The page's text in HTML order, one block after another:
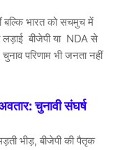
बल्कि भारत को सचमुच में
लड़ाई बीजेपी या NDA से
परिणाम भी जनता नहीं
चुनावी संघर्ष
भीड़, बीजेपी की पैतृक